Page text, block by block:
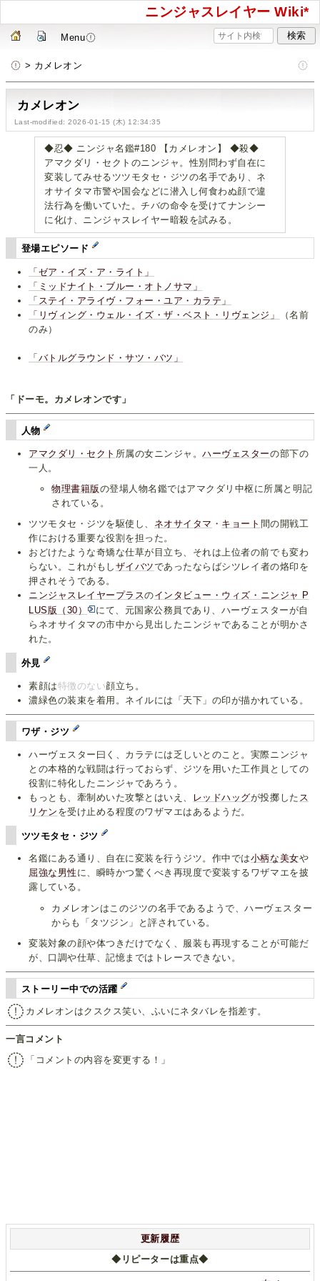
ニンジャスレイヤー Wiki*
Menu
> カメレオン
カメレオン
Last-modified: 2026-01-15 (木) 12:34:35
◆忍◆ ニンジャ名鑑#180 【カメレオン】 ◆殺◆
アマクダリ・セクトのニンジャ。性別問わず自在に
変装してみせるツツモタセ・ジツの名手であり、ネ
オサイタマ市警や国会などに潜入し何食わぬ顔で違
法行為を働いていた。チバの命令を受けてナンシー
に化け、ニンジャスレイヤー暗殺を試みる。
登場エピソード
「ゼア・イズ・ア・ライト」
「ミッドナイト・ブルー・オトノサマ」
「ステイ・アライヴ・フォー・ユア・カラテ」
「リヴィング・ウェル・イズ・ザ・ベスト・リヴェンジ」
（名前
のみ）
「バトルグラウンド・サツ・バツ」
「ドーモ。カメレオンです」
人物
アマクダリ・セクト 所属の女ニンジャ。ハーヴェスターの部下の
一人。
物理書籍版の登場人物名鑑ではアマクダリ中枢に所属と明記
されている。
ツツモタセ・ジツを駆使し、 ネオサイタマ ・ キョート 間の開戦工
作における重要な役割を担った。
おどけたような奇矯な仕草が目立ち、それは上位者の前でも変わ
らない。これがもし ザイバツであったならばシツレイ者の烙印を
押されそうである。
ニンジャスレイヤープラスのインタビュー・ウィズ・ニンジャ P
LUS版（30）
にて、元国家公務員であり、ハーヴェスターが自
らネオサイタマの市中から見出したニンジャであることが明かさ
れた。
外見
素顔は特徴のない顔立ち。
濃緑色の装束を着用。ネイルには「天下」の印が描かれている。
ワザ・ジツ
ハーヴェスター曰く、カラテには乏しいとのこと。実際ニンジャ
との本格的な戦闘は行っておらず、ジツを用いた工作員としての
役割に特化したニンジャであろう。
もっとも、牽制めいた攻撃とはいえ、
レッドハッグが投擲した ス
リケン を受け止める程度のワザマエはあるようだ。
ツツモタセ・ジツ
名鑑にある通り、自在に変装を行うジツ。作中では小柄な美女や
屈強な男性 に、瞬時かつ驚くべき再現度で変装するワザマエを披
露している。
カメレオンはこのジツの名手であるようで、ハーヴェスター
からも「タツジン」と評されている。
変装対象の顔や体つきだけでなく、服装も再現することが可能だ
が、口調や仕草、記憶まではトレースできない。
ストーリー中での活躍
カメレオンはクスクス笑い、ふいにネタバレを指差す。
一言コメント
「コメントの内容を変更する！」
更新履歴
◆リピーターは重点◆